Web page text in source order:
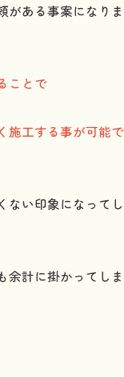
がある事案になりま
ことで
施工する事が可能で
ない印象になってし
余計に掛かってしま